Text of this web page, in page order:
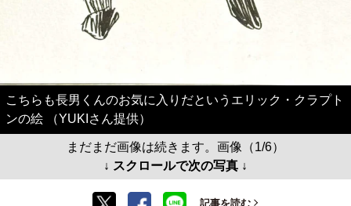
こちらも長男くんのお気に入りだというエリック・クラプト
ンの絵 （YUKIさん提供）
まだまだ画像は続きます。画像（1/6）
↓ スクロールで次の写真 ↓
記事を読む